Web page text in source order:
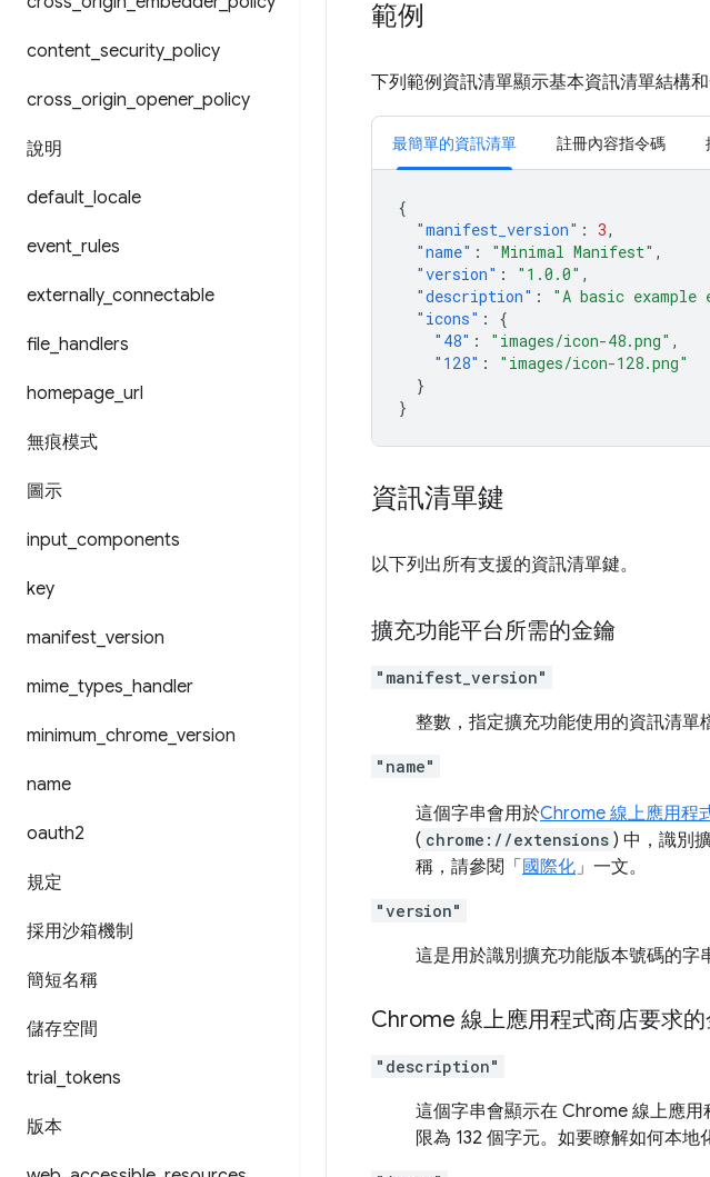
content security_ policy
cross origin opener_ policy
說明
default locale
event rules
externally_ connectable
file handlers
homepage url
無痕模式
圖示
input components
key
manifest version
mime types handler
minimum chrome version
name
oauth2
規定
採用沙箱機制
簡短名稱
儲存空間
trial tokens
版本
範例
下列範例資訊清單顯示基本資訊清單結構
最簡單的資訊清單 註冊內容指令碼
{
"manifest_version" : 3,
"name" : "Minimal Manifest" ,
"version" : "1.0.0" ,
"description" : "A basic
"icons" :
{
"48" : "images/icon-48.png" ,
"128" :
"images/icon-128.png"
}
}
資訊清單鍵
以下列出所有支援的資訊清單鍵。
擴充功能平台所需的金鑰
"manifest_version"
整數，指定擴充功能使用的資訊清單
"name"
這個字串會用於Chrome 線上應用程
( chrome://extensions ) 中，識別
稱，請參閱「 國際化」一文。
"version"
這是用於識別擴充功能版本號碼的字
Chrome 線上應用程式商店要求的
"description"
這個字串會顯示在 Chrome 線上應
限為 132 個字元。如要瞭解如何本地